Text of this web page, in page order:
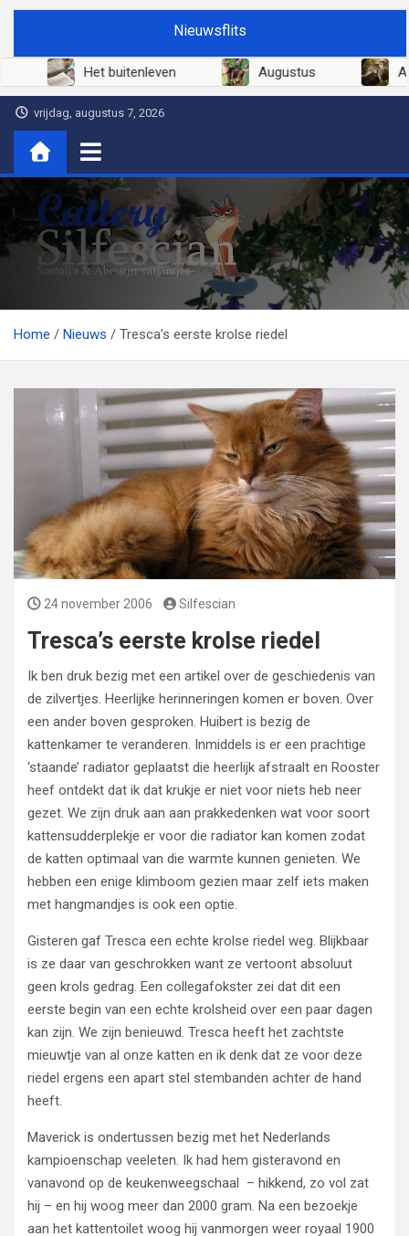
Ga
de
Nieuwsflits
Juni 2026 Het buitenleven Augustus
vrijdag, augustus 7, 2026
Cattery Silfescian
Somali's en soms Abessijn-variantjes
Home
Nieuws Tresca’s eerste krolse riedel
24 november 2006 Silfescian
Tresca’s eerste krolse riedel
Ik ben druk bezig met een artikel over de geschiedenis van
de zilvertjes. Heerlijke herinneringen komen er boven. Over
een ander boven gesproken. Huibert is bezig de
kattenkamer te veranderen. Inmiddels is er een prachtige
‘staande’ radiator geplaatst die heerlijk afstraalt en Rooster
heef ontdekt dat ik dat krukje er niet voor niets heb neer
gezet. We zijn druk aan aan prakkedenken wat voor soort
kattensudderplekje er voor die radiator kan komen zodat
de katten optimaal van die warmte kunnen genieten. We
hebben een enige klimboom gezien maar zelf iets maken
met hangmandjes is ook een optie.
Gisteren gaf Tresca een echte krolse riedel weg. Blijkbaar
is ze daar van geschrokken want ze vertoont absoluut
geen krols gedrag. Een collegafokster zei dat dit een
eerste begin van een echte krolsheid over een paar dagen
kan zijn. We zijn benieuwd. Tresca heeft het zachtste
mieuwtje van al onze katten en ik denk dat ze voor deze
riedel ergens een apart stel stembanden achter de hand
heeft.
Maverick is ondertussen bezig met het Nederlands
kampioenschap veeleten. Ik had hem gisteravond en
vanavond op de keukenweegschaal – hikkend, zo vol zat
hij – en hij woog meer dan 2000 gram. Na een bezoekje
aan het kattentoilet woog hij vanmorgen weer royaal 1900